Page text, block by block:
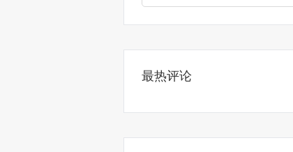
最热评论